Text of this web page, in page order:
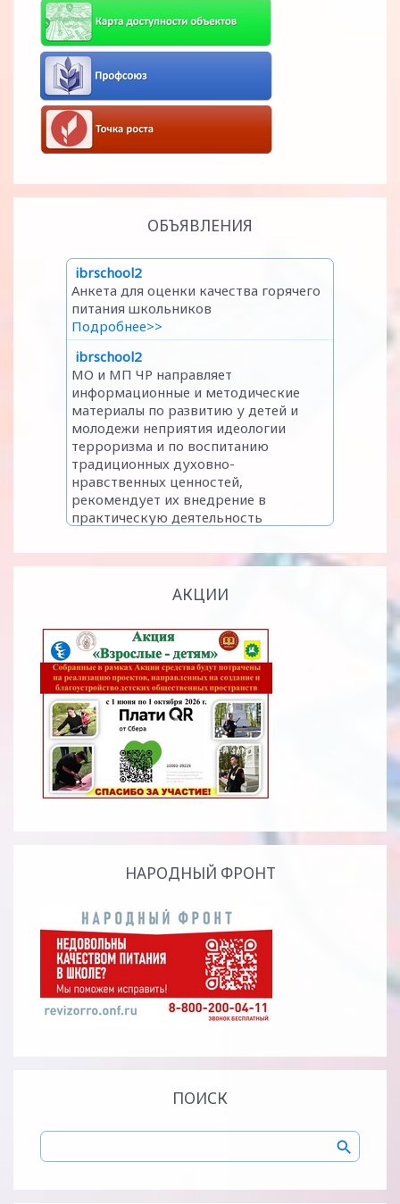
ОБЪЯВЛЕНИЯ
АКЦИИ
НАРОДНЫЙ ФРОНТ
ПОИСК